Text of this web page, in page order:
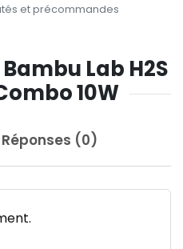
et précommandes
Lab H2S
10W
(0)